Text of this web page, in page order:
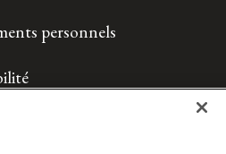
personnels